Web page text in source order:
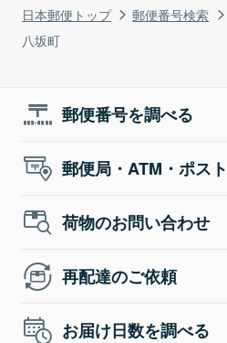
日本郵便トップ 郵便番号検索
八坂町
郵便番号を調べる
郵便局・ATM・ポス
荷物のお問い合わせ
再配達のご依頼
お届け日数を調べる